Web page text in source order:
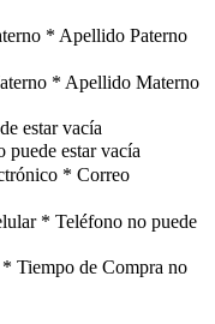
* Apellido Paterno
* Apellido Materno
estar vacía
puede estar vacía
* Correo
* Teléfono no puede
* Tiempo de Compra no